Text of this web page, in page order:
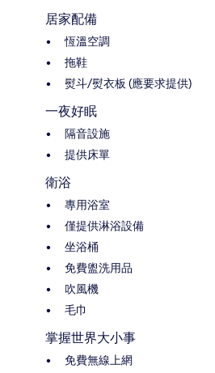
居家配備
恆溫空調
拖鞋
熨斗/熨衣板 (應要求提供)
一夜好眠
隔音設施
提供床單
衛浴
專用浴室
僅提供淋浴設備
坐浴桶
免費盥洗用品
吹風機
毛巾
掌握世界大小事
免費無線上網